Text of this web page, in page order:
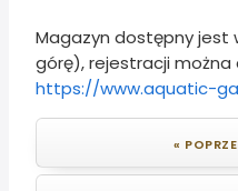
Magazyn dostępny jest
górę), rejestracji
https://www.aquatic-
«